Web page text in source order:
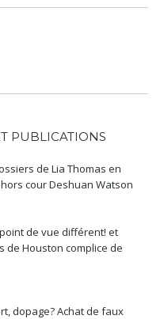
PUBLICATIONS
de Lia Thomas en
cour Deshuan Watson
de vue différent! et
de Houston complice de
dopage? Achat de faux